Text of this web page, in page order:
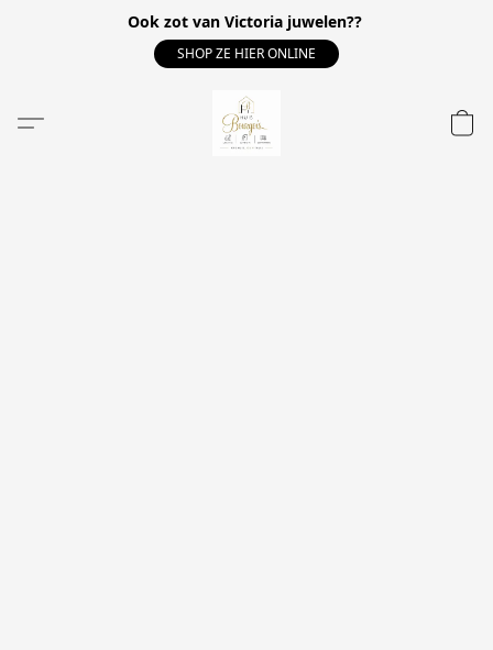
Ook zot van Victoria juwelen??
SHOP ZE HIER ONLINE